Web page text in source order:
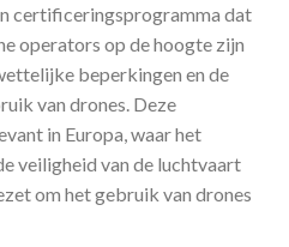
certificeringsprogramma dat
operators op de hoogte zijn
beperkingen en de
van drones. Deze
in Europa, waar het
veiligheid van de luchtvaart
om het gebruik van drones